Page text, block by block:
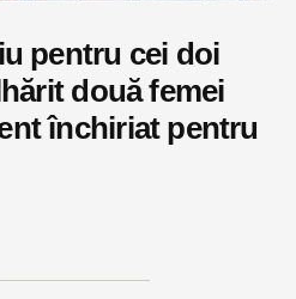
pentru cei doi
două femei
închiriat pentru